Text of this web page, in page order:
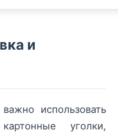
и
использовать
уголки,